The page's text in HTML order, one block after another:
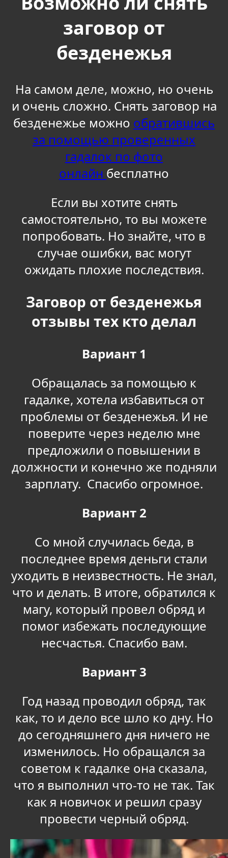
заговор от
безденежья
На самом деле, можно, но очень
и очень сложно. Снять заговор на
безденежье можно обратившись
за помощью проверенных
гадалок по фото
онлайн бесплатно
Если вы хотите снять
самостоятельно, то вы можете
попробовать. Но знайте, что в
случае ошибки, вас могут
ожидать плохие последствия.
Заговор от безденежья
отзывы тех кто делал
Вариант 1
Обращалась за помощью к
гадалке, хотела избавиться от
проблемы от безденежья. И не
поверите через неделю мне
предложили о повышении в
должности и конечно же подняли
зарплату. Спасибо огромное.
Вариант 2
Со мной случилась беда, в
последнее время деньги стали
уходить в неизвестность. Не знал,
что и делать. В итоге, обратился к
магу, который провел обряд и
помог избежать последующие
несчастья. Спасибо вам.
Вариант 3
Год назад проводил обряд, так
как, то и дело все шло ко дну. Но
до сегодняшнего дня ничего не
изменилось. Но обращался за
советом к гадалке она сказала,
что я выполнил что-то не так. Так
как я новичок и решил сразу
провести черный обряд.